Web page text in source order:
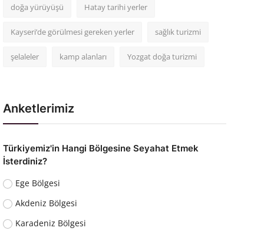
doğa yürüyüşü Hatay tarihi yerler
Kayseri’de görülmesi gereken yerler sağlık turizmi
şelaleler kamp alanları Yozgat doğa turizmi
Anketlerimiz
Türkiyemiz'in Hangi Bölgesine Seyahat Etmek
İsterdiniz?
Ege Bölgesi
Akdeniz Bölgesi
Karadeniz Bölgesi